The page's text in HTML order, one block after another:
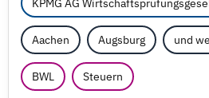
KPMG AG
Aachen Augsburg und
BWL Steuern